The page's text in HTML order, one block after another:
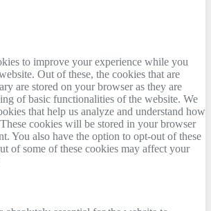
to improve your experience while you
Out of these, the cookies that are
are stored on your browser as they are
of basic functionalities of the website. We
that help us analyze and understand how
cookies will be stored in your browser
You also have the option to opt-out of these
of some of these cookies may affect your